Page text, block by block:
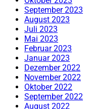
September 2023
August 2023
Juli 2023
Mai 2023
Februar 2023
Januar 2023
Dezember 2022
November 2022
Oktober 2022
September 2022
August 2022